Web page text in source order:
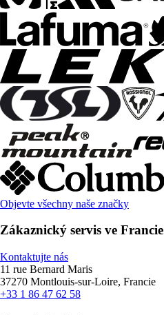
Objevte všechny naše značky
Zákaznický servis ve Francie
Kontaktujte nás
11 rue Bernard Maris
37270 Montlouis-sur-Loire, Francie
+33 1 86 47 62 58